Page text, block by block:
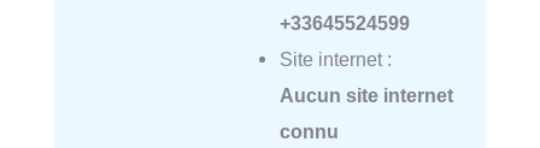
+33645524599
Site internet :
Aucun site internet
connu